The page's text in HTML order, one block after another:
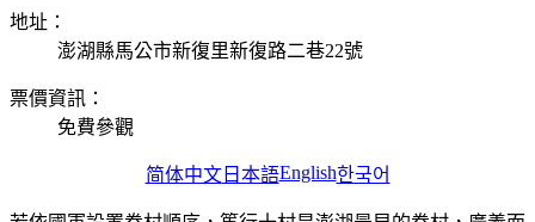
地址：
澎湖縣馬公市新復里新復路二巷22號
票價資訊：
免費參觀
简体中文日本語English한국어